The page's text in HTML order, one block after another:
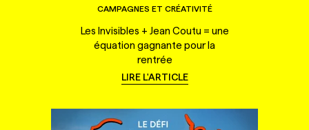
CAMPAGNES ET CRÉATIVITÉ
Les Invisibles + Jean Coutu = une
équation gagnante pour la
rentrée
LIRE L'ARTICLE